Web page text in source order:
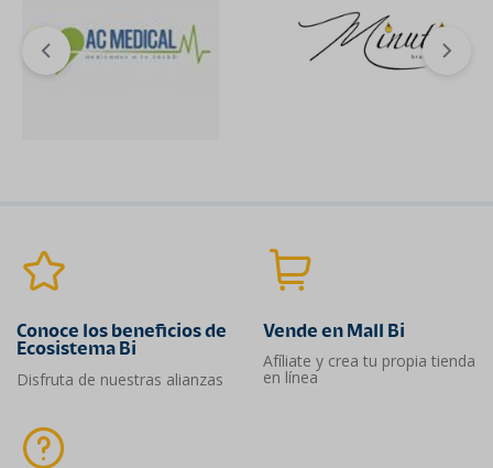
Conoce los beneficios de
Ecosistema Bi
Disfruta de nuestras alianzas
Vende en Mall Bi
Afíliate y crea tu propia tienda
en línea